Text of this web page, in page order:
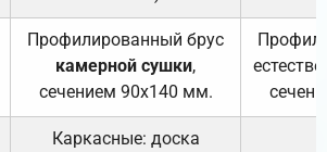
Профилированный брус
камерной сушки,
сечением 90х140 мм.
Каркасные: доска